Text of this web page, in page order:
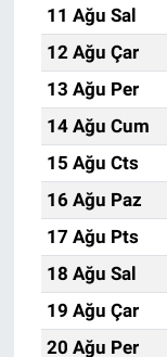
11 Ağu Sal
12 Ağu Çar
13 Ağu Per
14 Ağu Cum
15 Ağu Cts
16 Ağu Paz
17 Ağu Pts
18 Ağu Sal
19 Ağu Çar
20 Ağu Per